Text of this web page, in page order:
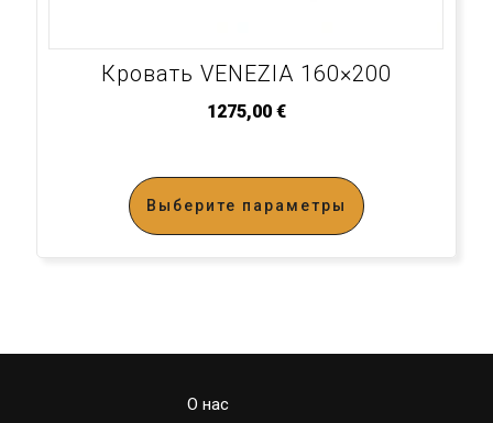
Кровать VENEZIA 160×200
1275,00 €
Выберите параметры
О нас